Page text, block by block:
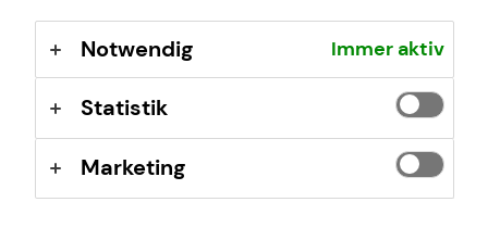
Notwendig Immer aktiv
Statistik
Marketing